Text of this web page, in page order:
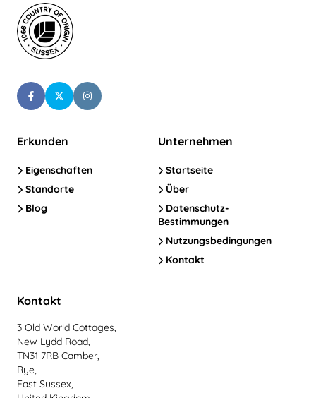
Erkunden
Eigenschaften
Standorte
Blog
Unternehmen
Startseite
Über
Datenschutz-
Bestimmungen
Nutzungsbedingungen
Kontakt
Kontakt
3 Old World Cottages,
New Lydd Road,
TN31 7RB Camber,
Rye,
East Sussex,